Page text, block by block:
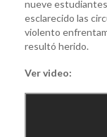
nueve
esclarecido las
violento
resultó herido.
Ver video: